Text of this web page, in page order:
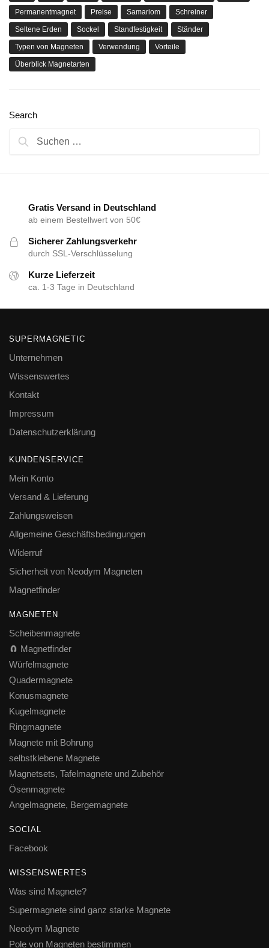
Permanentmagnet Preise Samariom Schreiner
Seltene Erden Sockel Standfestigkeit Ständer
Typen von Magneten Verwendung Vorteile
Überblick Magnetarten
Search
Gratis Versand in Deutschland
ab einem Bestellwert von 50€
Sicherer Zahlungsverkehr
durch SSL-Verschlüsselung
Kurze Lieferzeit
ca. 1-3 Tage in Deutschland
SUPERMAGNETIC
Unternehmen
Wissenswertes
Kontakt
Impressum
Datenschutzerklärung
KUNDENSERVICE
Mein Konto
Versand & Lieferung
Zahlungsweisen
Allgemeine Geschäftsbedingungen
Widerruf
Sicherheit von Neodym Magneten
Magnetfinder
MAGNETEN
Scheibenmagnete
🧲 Magnetfinder
Würfelmagnete
Quadermagnete
Konusmagnete
Kugelmagnete
Ringmagnete
Magnete mit Bohrung
selbstklebene Magnete
Magnetsets, Tafelmagnete und Zubehör
Ösenmagnete
Angelmagnete, Bergemagnete
SOCIAL
Facebook
WISSENSWERTES
Was sind Magnete?
Supermagnete sind ganz starke Magnete
Neodym Magnete
Pole von Magneten bestimmen